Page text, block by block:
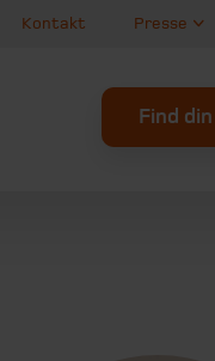
Kontakt Presse
Find